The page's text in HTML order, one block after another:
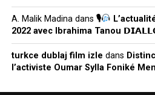
A. Malik Madinadans 🎙
2022 avec Ibrahima Tanou
turkce dublaj film izle dans
l’activiste Oumar Sylla Foniké